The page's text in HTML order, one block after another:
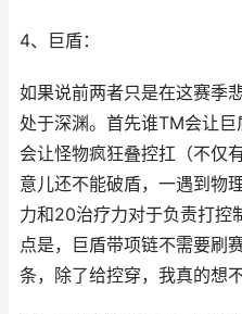
4、巨盾：
如果说前两者只是在这赛季
处于深渊。首先谁TM会让
会让怪物疯狂叠控扛（不仅
意儿还不能破盾，一遇到物
力和20治疗力对于负责打控
点是，巨盾带项链不需要刷
条，除了给控穿，我真的想